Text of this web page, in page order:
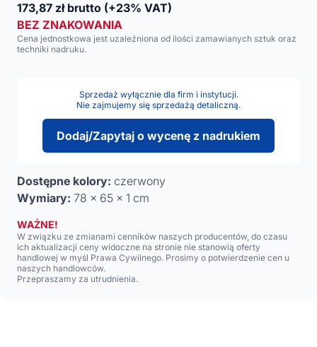
173,87 zł brutto (+23% VAT)
BEZ ZNAKOWANIA
Cena jednostkowa jest uzależniona od ilości zamawianych sztuk oraz
techniki nadruku.
Sprzedaż wyłącznie dla firm i instytucji.
Nie zajmujemy się sprzedażą detaliczną.
Dodaj/Zapytaj o wycenę z nadrukiem
Dostępne kolory: czerwony
Wymiary: 78 x 65 x 1 cm
WAŻNE!
W związku ze zmianami cenników naszych producentów, do czasu
ich aktualizacji ceny widoczne na stronie nie stanowią oferty
handlowej w myśl Prawa Cywilnego. Prosimy o potwierdzenie cen u
naszych handlowców.
Przepraszamy za utrudnienia.